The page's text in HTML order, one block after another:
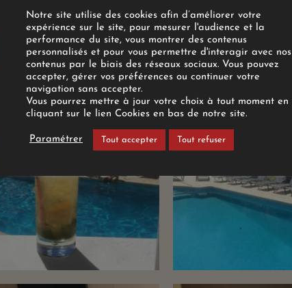
Notre site utilise des cookies afin d’améliorer votre
expérience sur le site, pour mesurer l'audience et la
performance du site, vous montrer des contenus
personnalisés et pour vous permettre d'interagir avec nos
contenus par le biais des réseaux sociaux. Vous pouvez
accepter, gérer vos préférences ou continuer votre
navigation sans accepter.
Vous pourrez mettre à jour votre choix à tout moment en
cliquant sur le lien Cookies en bas de notre site.
Paramétrer Tout accepter Tout refuser